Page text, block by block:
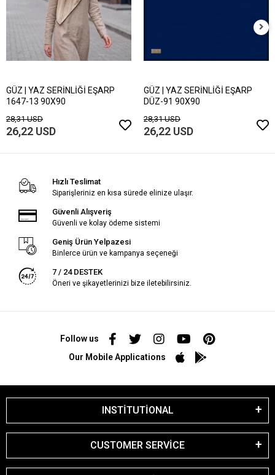
GÜZ | YAZ SERİNLİĞİ EŞARP
1647-13 90X90
28,31 USD
26,22 USD
GÜZ | YAZ SERİNLİĞİ EŞARP
DÜZ-91 90X90
28,31 USD
26,22 USD
Hızlı Teslimat
Siparişleriniz en kısa sürede elinize ulaşır.
Güvenli Alışveriş
Güvenli ve kolay ödeme sistemi
Geniş Ürün Yelpazesi
Binlerce ürün ve kampanya seçeneği
7 / 24 DESTEK
Öneri ve şikayetlerinizi bize iletebilirsiniz.
Follow us
Our Mobile Applications
INSTİTUTİONAL
CUSTOMER SERVİCE